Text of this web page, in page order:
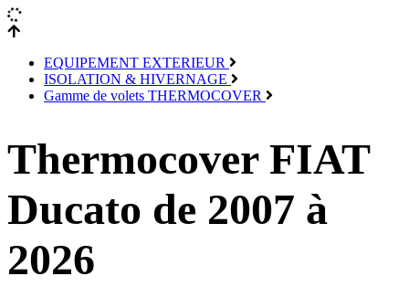
EQUIPEMENT EXTERIEUR
ISOLATION & HIVERNAGE
Gamme de volets THERMOCOVER
Thermocover FIAT
Ducato de 2007 à
2026